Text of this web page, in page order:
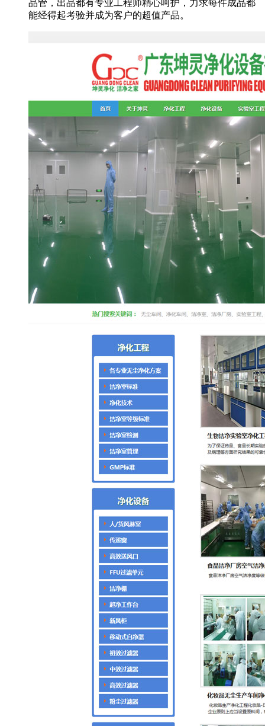
品管，出品都有专业工程师精心呵护，力求每件成品都
能经得起考验并成为客户的超值产品。